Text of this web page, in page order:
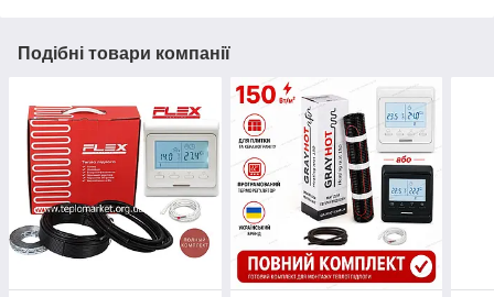
Подібні товари компанії